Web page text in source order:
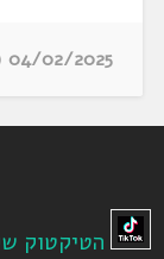
04/02/2025
הטיקטוק